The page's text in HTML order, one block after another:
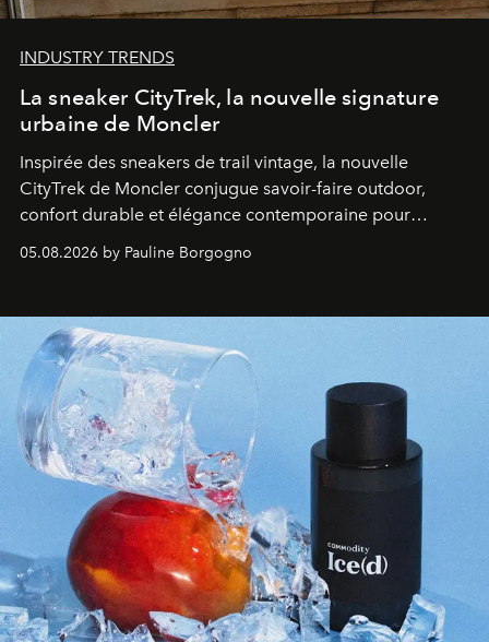
INDUSTRY TRENDS
La sneaker CityTrek, la nouvelle signature
urbaine de Moncler
Inspirée des sneakers de trail vintage, la nouvelle
CityTrek de Moncler conjugue savoir-faire outdoor,
confort durable et élégance contemporaine pour
accompagner les explorations du quotidien.
05.08.2026 by Pauline Borgogno